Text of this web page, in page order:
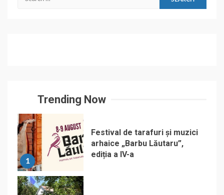
Trending Now
1
Festival de tarafuri și muzici
arhaice „Barbu Lăutaru”,
ediția a IV-a